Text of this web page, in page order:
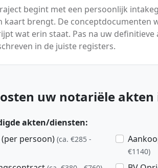
begint met een persoonlijk
kaart brengt. De conceptdocumenten
wat erin staat. Pas na uw
in de juiste registers.
uw notariële akten
akten/diensten:
persoon) (ca. €285 -
€1140)